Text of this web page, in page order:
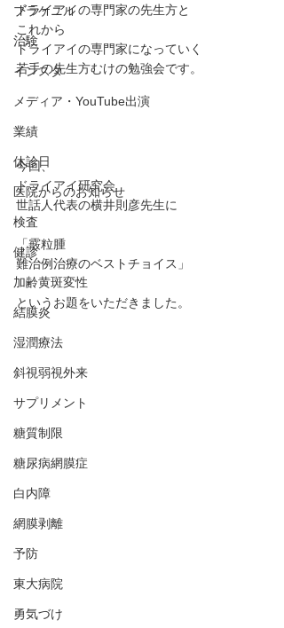
プラケニル
治験
インスタ
メディア・YouTube出演
業績
休診日
医院からのお知らせ
検査
健診
加齢黄斑変性
結膜炎
湿潤療法
斜視弱視外来
サプリメント
糖質制限
糖尿病網膜症
白内障
網膜剥離
予防
東大病院
勇気づけ
ドライアイの専門家の先生方と
これから
ドライアイの専門家になっていく
若手の先生方むけの勉強会です。
今回、
ドライアイ研究会
世話人代表の横井則彦先生に
「霰粒腫
難治例治療のベストチョイス」
というお題をいただきました。